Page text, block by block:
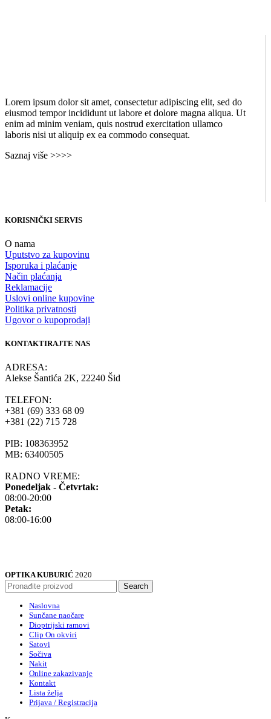
Lorem ipsum dolor sit amet, consectetur adipiscing elit, sed do
eiusmod tempor incididunt ut labore et dolore magna aliqua. Ut
enim ad minim veniam, quis nostrud exercitation ullamco
laboris nisi ut aliquip ex ea commodo consequat.
Saznaj više >>>>
KORISNIČKI SERVIS
O nama
Uputstvo za kupovinu
Isporuka i plaćanje
Način plaćanja
Reklamacije
Uslovi online kupovine
Politika privatnosti
Ugovor o kupoprodaji
KONTAKTIRAJTE NAS
ADRESA:
Alekse Šantića 2K, 22240 Šid
TELEFON:
+381 (69) 333 68 09
+381 (22) 715 728
PIB: 108363952
MB: 63400505
RADNO VREME:
Ponedeljak - Četvrtak:
08:00-20:00
Petak:
08:00-16:00
OPTIKA KUBURIĆ 2020
Search
Naslovna
Sunčane naočare
Dioptrijski ramovi
Clip On okviri
Satovi
Sočiva
Nakit
Online zakazivanje
Kontakt
Lista želja
Prijava / Registracija